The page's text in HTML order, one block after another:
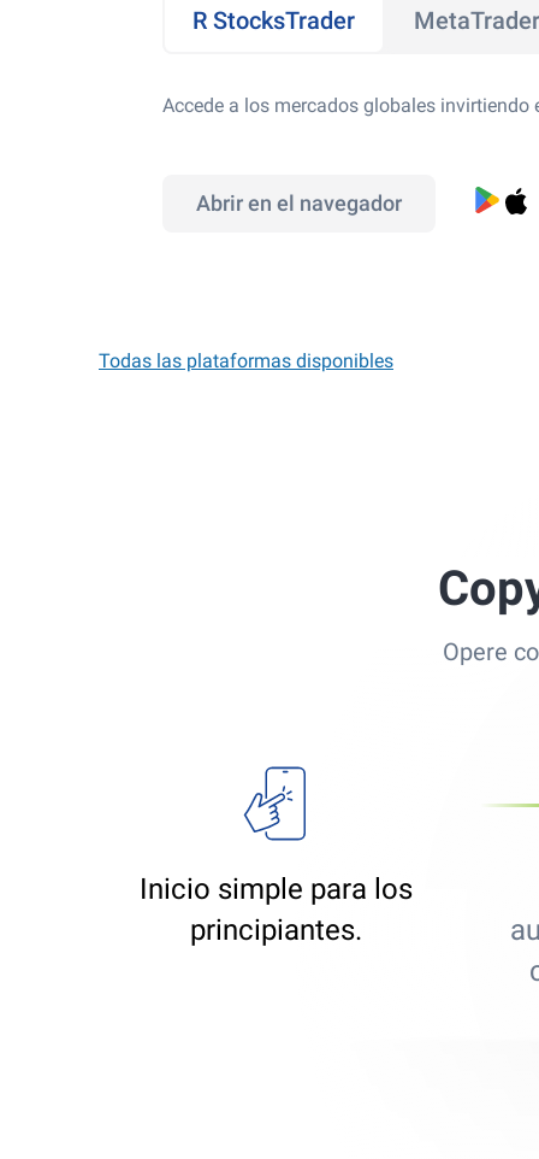
R StocksTrader
Accede a los mercados globales
Abrir en el navegador
Todas las plataformas disponibles
Opere
Inicio simple para los
principiantes.